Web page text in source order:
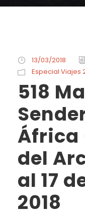
13/03/2018
Especial Viajes
518
África
del
al 17
2018